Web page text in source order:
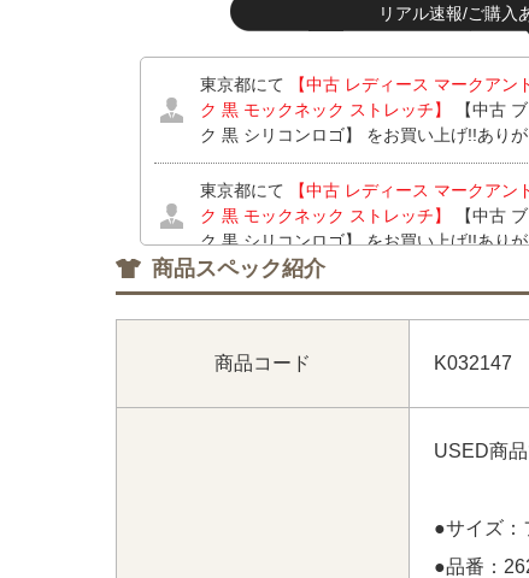
リアル速報/ご購入
東京都にて 【中古 レディース マークアン
ク 黒 モックネック ストレッチ】
【中古
ク 黒 シリコンロゴ】 をお買い上げ!!ありが
東京都にて 【中古 レディース マークアン
ク 黒 モックネック ストレッチ】
【中古
ク 黒 シリコンロゴ】 をお買い上げ!!あり
宮崎県にて【中古 メンズ ルコックスポル
ー ロゴプリント メッシュ】【中古 メンズ
【未使用品 レディース カジェヘラ
袖 ニット 男女兼用】 【未使用品 レディ
(M) 黄 イエロー】 【未使用品 レディース
商品スペック紹介
商品コード K032147
USED商
●サイズ
●品番：